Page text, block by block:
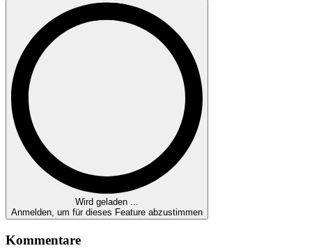
Wird geladen ...
Anmelden, um für dieses Feature abzustimmen
Kommentare